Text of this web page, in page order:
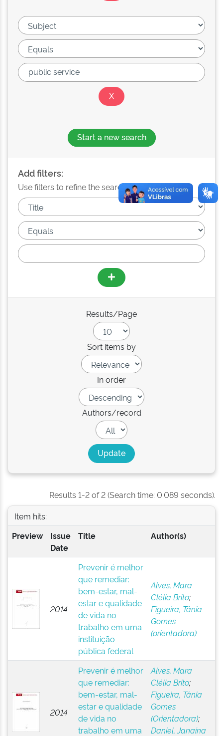
Start a new search
Add filters:
Use filters to refine the search results.
Results/Page
Sort items by
In order
Authors/record
Results 1-2 of 2 (Search time: 0.089 seconds).
Item hits:
Preview
Issue
Date
Title Author(s)
2014
Prevenir é melhor
que remediar:
bem-estar, mal-
estar e qualidade
de vida no
trabalho em uma
instituição
pública federal
Alves, Mara
Clélia Brito;
Figueira, Tânia
Gomes
(orientadora)
2014
Prevenir é melhor
que remediar:
bem-estar, mal-
estar e qualidade
de vida no
trabalho em uma
Alves, Mara
Clélia Brito;
Figueira, Tânia
Gomes
(Orientadora);
Daniel, Janaína